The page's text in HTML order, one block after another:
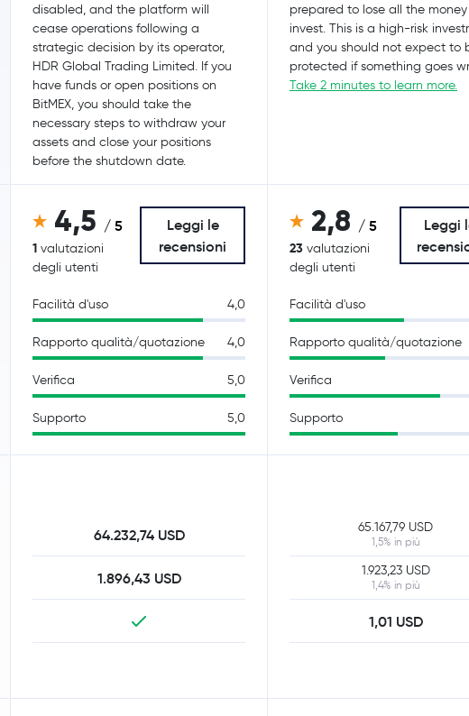
disabled, and the platform will
cease operations following a
strategic decision by its operator,
HDR Global Trading Limited. If you
have funds or open positions on
BitMEX, you should take the
necessary steps to withdraw your
assets and close your positions
before the shutdown date.
4,5 / 5
1 valutazioni
degli utenti
Leggi le
recensioni
Facilità d'uso 4,0
Rapporto qualità/quotazione 4,0
Verifica 5,0
Supporto 5,0
64.232,74 USD
1.896,43 USD
prepared to lose all the money
invest. This is a high-risk
and you should not expect to
protected if something goes
Take 2 minutes to learn more.
2,8 / 5
23 valutazioni
degli utenti
Leggi
Facilità d'uso
Rapporto qualità/quotazione
Verifica
Supporto
65.167,79 USD
1,5% in più
1.923,23 USD
1,4% in più
1,01 USD